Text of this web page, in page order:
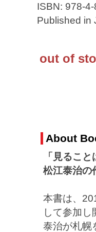
ISBN: 978-
Published in
out of
About
「見ること
松江泰治の
本書は、
して参加し
泰治が札幌